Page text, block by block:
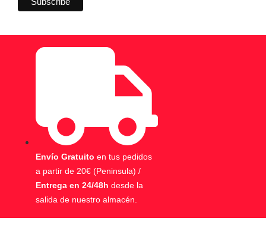
Envío Gratuito en tus pedidos
a partir de 20€ (Peninsula) /
Entrega en 24/48h desde la
salida de nuestro almacén.